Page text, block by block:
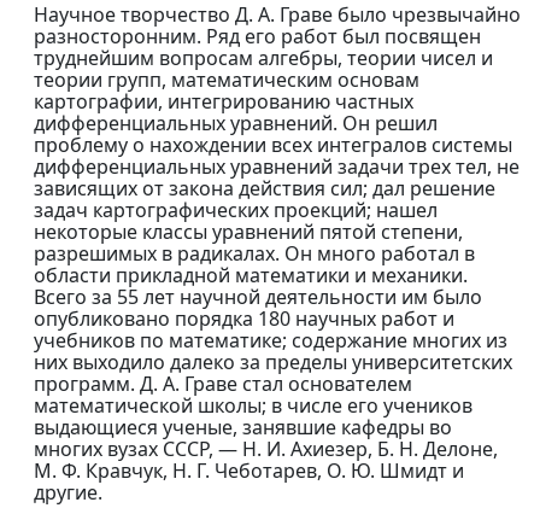
Научное творчество Д. А. Граве было чрезвычайно
разносторонним. Ряд его работ был посвящен
труднейшим вопросам алгебры, теории чисел и
теории групп, математическим основам
картографии, интегрированию частных
дифференциальных уравнений. Он решил
проблему о нахождении всех интегралов системы
дифференциальных уравнений задачи трех тел, не
зависящих от закона действия сил; дал решение
задач картографических проекций; нашел
некоторые классы уравнений пятой степени,
разрешимых в радикалах. Он много работал в
области прикладной математики и механики.
Всего за 55 лет научной деятельности им было
опубликовано порядка 180 научных работ и
учебников по математике; содержание многих из
них выходило далеко за пределы университетских
программ. Д. А. Граве стал основателем
математической школы; в числе его учеников
выдающиеся ученые, занявшие кафедры во
многих вузах СССР, — Н. И. Ахиезер, Б. Н. Делоне,
М. Ф. Кравчук, Н. Г. Чеботарев, О. Ю. Шмидт и
другие.